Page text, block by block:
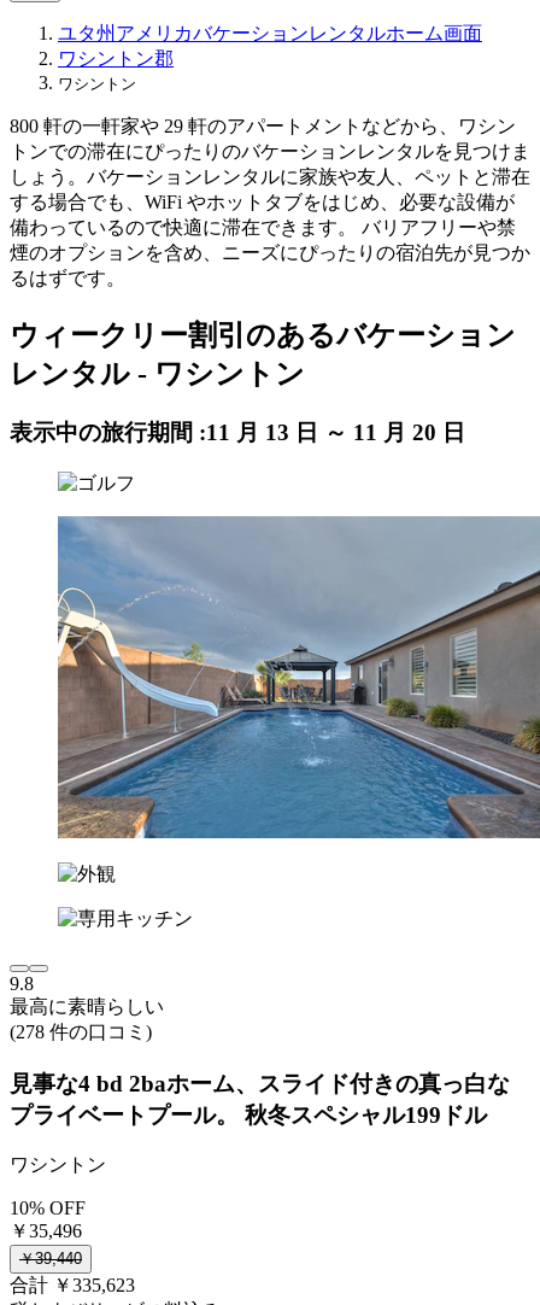
ユタ州 アメリカバケーションレンタルホーム画面
ワシントン郡
ワシントン
800 軒の一軒家や 29 軒のアパートメントなどから、ワシン
トンでの滞在にぴったりのバケーションレンタルを見つけま
しょう。バケーションレンタルに家族や友人、ペットと滞在
する場合でも、WiFi やホットタブをはじめ、必要な設備が
備わっているので快適に滞在できます。 バリアフリーや禁
煙のオプションを含め、ニーズにぴったりの宿泊先が見つか
るはずです。
ウィークリー割引のあるバケーション
レンタル - ワシントン
表示中の旅行期間 :11 月 13 日 ～ 11 月 20 日
9.8
最高に素晴らしい
(278 件の口コミ)
見事な4 bd 2baホーム、スライド付きの真っ白な
プライベートプール。 秋冬スペシャル199ドル
ワシントン
10% OFF
￥35,496
￥39,440
合計 ￥335,623